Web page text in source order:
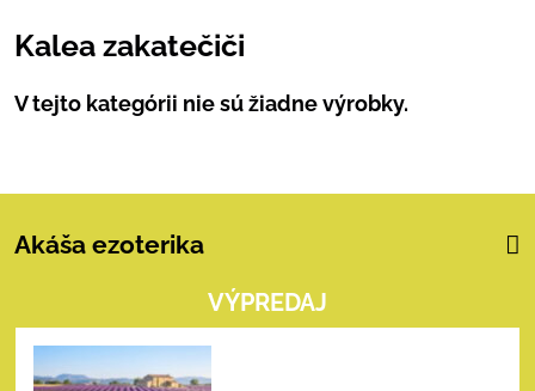
Kalea zakatečiči
Akáša ezoterika
VÝPREDAJ